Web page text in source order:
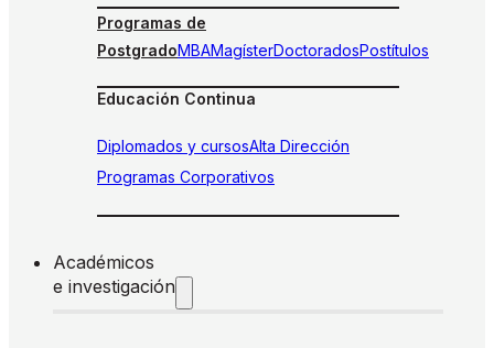
Programas de
PostgradoMBAMagísterDoctoradosPostítulos
Educación Continua
Diplomados y cursosAlta Dirección
Programas Corporativos
Académicos
e investigación